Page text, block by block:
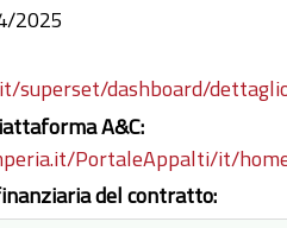
2025
superset/dashboard/
A&C:
PortaleAppalti/it/
del contratto: